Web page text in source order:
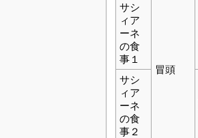
サシ
ィア
ーネ
の食
事１
冒頭
サシ
ィア
ーネ
の食
事２